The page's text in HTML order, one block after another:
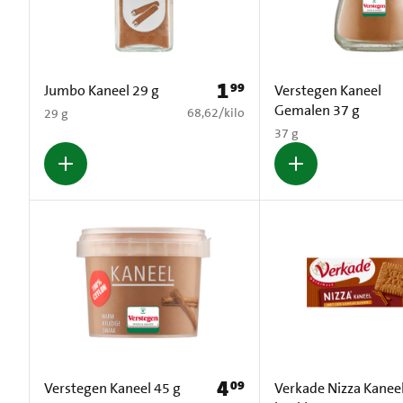
Jumbo Kaneel 29 g
29 g
Prijs: € 1,99
199
€ 68,62 per kilo
68,62/kilo
Verstegen Kaneel
Gemalen 37 g
37 g
Verstegen Kaneel 45 g Prijs: € 4,09
409
Verkade Nizza Kaneel